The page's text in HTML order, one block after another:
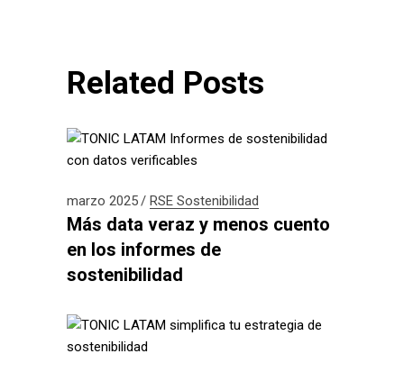
Related Posts
marzo 2025 RSE Sostenibilidad
Más data veraz y menos cuento
en los informes de
sostenibilidad